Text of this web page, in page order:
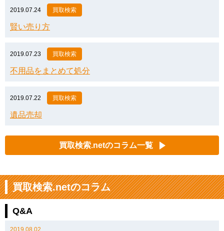
2019.07.24 買取検索
賢い売り方
2019.07.23 買取検索
不用品をまとめて処分
2019.07.22 買取検索
遺品売却
買取検索.netのコラム一覧
買取検索.netのコラム
Q&A